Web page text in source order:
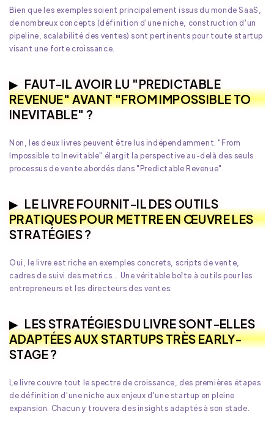
Bien que les exemples soient principalement issus du monde SaaS,
de nombreux concepts (définition d'une niche, construction d'un
pipeline, scalabilité des ventes) sont pertinents pour toute startup
visant une forte croissance.
FAUT-IL AVOIR LU "PREDICTABLE
REVENUE" AVANT "FROM IMPOSSIBLE TO
INEVITABLE" ?
Non, les deux livres peuvent être lus indépendamment. "From
Impossible to Inevitable" élargit la perspective au-delà des seuls
processus de vente abordés dans "Predictable Revenue".
LE LIVRE FOURNIT-IL DES OUTILS
PRATIQUES POUR METTRE EN ŒUVRE LES
STRATÉGIES ?
Oui, le livre est riche en exemples concrets, scripts de vente,
cadres de suivi des metrics... Une véritable boîte à outils pour les
entrepreneurs et les directeurs des ventes.
LES STRATÉGIES DU LIVRE SONT-ELLES
ADAPTÉES AUX STARTUPS TRÈS EARLY-
STAGE ?
Le livre couvre tout le spectre de croissance, des premières étapes
de définition d'une niche aux enjeux d'une startup en pleine
expansion. Chacun y trouvera des insights adaptés à son stade.